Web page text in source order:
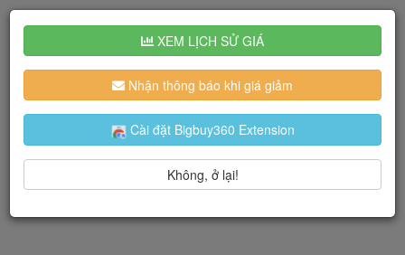
XEM LỊCH SỬ GIÁ
Nhận thông báo khi giá giảm
Cài đặt Bigbuy360 Extension
Không, ở lại!